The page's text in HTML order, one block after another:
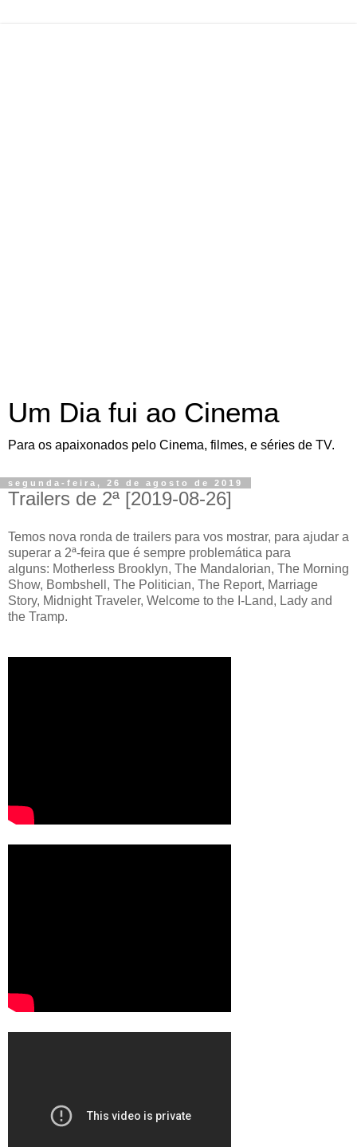
Um Dia fui ao Cinema
Para os apaixonados pelo Cinema, filmes, e séries de TV.
segunda-feira, 26 de agosto de 2019
Trailers de 2ª [2019-08-26]
Temos nova ronda de trailers para vos mostrar, para ajudar a
superar a 2ª-feira que é sempre problemática para
alguns: Motherless Brooklyn, The Mandalorian, The Morning
Show, Bombshell, The Politician, The Report, Marriage
Story, Midnight Traveler, Welcome to the I-Land, Lady and
the Tramp.